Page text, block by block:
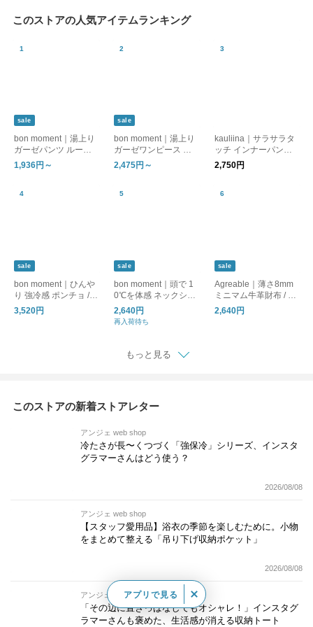
このストアの人気アイテムランキング
sale
bon moment｜湯上り
ガーゼパンツ ルーム
パンツ
1,936円～
sale
bon moment｜湯上り
ガーゼワンピース ル
ームワンピース
2,475円～
kauliina｜サラサラタ
ッチ インナーパンツ
吸水速乾 接触冷感 日
本製
2,750円
sale
bon moment｜ひんや
り 強冷感 ポンチョ / C
OOLIC[R] 接触冷感 持
続冷感 UVカット99％
3,520円
sale
bon moment｜頭で 1
0℃を体感 ネックシェ
ードハット 帽子 / TE
N°マイナステン
2,640円
再入荷待ち
sale
Agreable｜薄さ8mm
ミニマム牛革財布 / フ
ラットで嵩張りにくい
本革 ミニ財布
2,640円
もっと見る
このストアの新着ストアレター
アンジェ web shop
冷たさが長〜くつづく「強保冷」シリーズ、インスタ
グラマーさんはどう使う？
2026/08/08
アンジェ web shop
【スタッフ愛用品】浴衣の季節を楽しむために。小物
をまとめて整える「吊り下げ収納ポケット」
2026/08/08
アンジェ web shop
「その辺に置きっぱなしでもオシャレ！」インスタグ
ラマーさんも褒めた、生活感が消える収納トート
アプリで見る